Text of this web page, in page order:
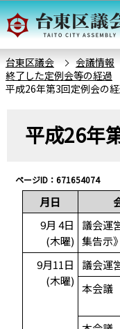
こ
の
ー
ジ
の
こ
台東区議会 会議情報
終了した定例会等の経過
平成26年第3回定例会の
平成26年
ページID：671654074
月日
9月 4日
(木曜)
議会運
集告示》
9月11日
(木曜)
議会運
本会議